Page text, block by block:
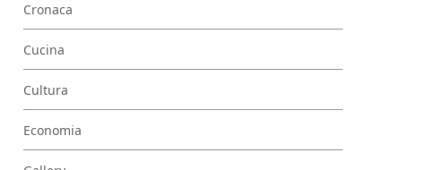
Cronaca
Cucina
Cultura
Economia